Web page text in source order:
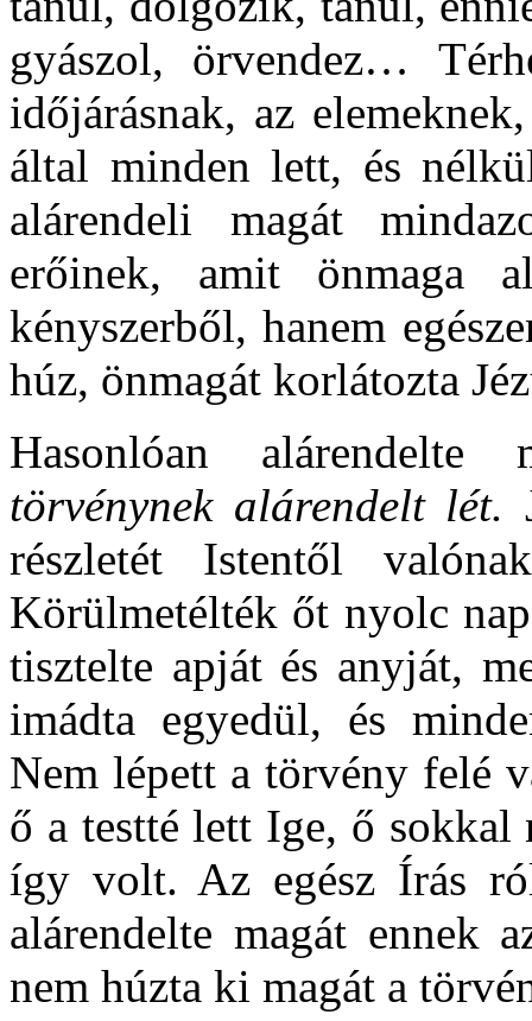
gyászol, örvendez…
időjárásnak, az
által minden lett, és
alárendeli magát
erőinek, amit önmaga
kényszerből, hanem
húz, önmagát korlátozta
Hasonlóan
törvénynek alárendelt lét.
részletét Istentől
Körülmetélték őt nyolc
tisztelte apját és anyját,
imádta egyedül, és
Nem lépett a törvény felé
ő a testté lett Ige, ő
így volt. Az egész Írás
alárendelte magát ennek
nem húzta ki magát a